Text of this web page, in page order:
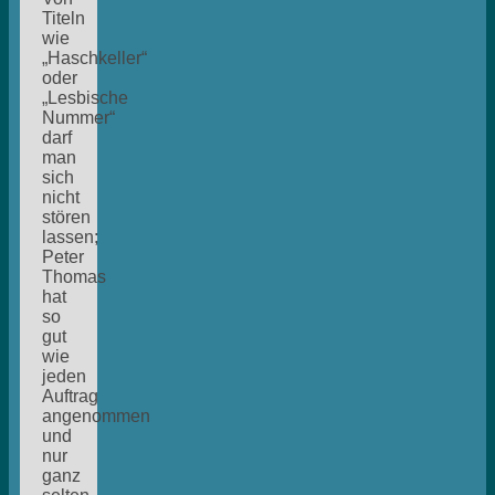
Titeln
wie
„Haschkeller“
oder
„Lesbische
Nummer“
darf
man
sich
nicht
stören
lassen;
Peter
Thomas
hat
so
gut
wie
jeden
Auftrag
angenommen
und
nur
ganz